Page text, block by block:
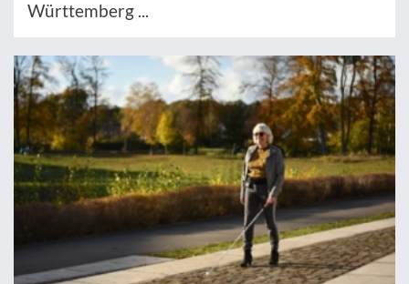
Württemberg ...